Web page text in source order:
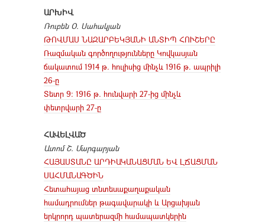
ԱՐԽԻՎ
Ռուբեն Օ. Սահակյան
ԹՈՎՄԱՍ ՆԱԶԱՐԲԵԿՅԱՆԻ ԱՆՏԻՊ ՀՈՒՇԵՐԸ
Ռազմական գործողությունները Կովկասյան
ճակատում 1914 թ. հուլիսից մինչև 1916 թ. ապրիլի
26-ը
Տետր 9։ 1916 թ. հունվարի 27-ից մինչև
փետրվարի 27-ը
ՀԱՎԵԼՎԱԾ
Ատոմ Շ. Մարգարյան
ՀԱՅԱՍՏԱՆԸ ԱՐԴԻԱԿԱՆԱՑՄԱՆ ԵՎ ԼՃԱՑՄԱՆ
ՍԱՀՄԱՆԱԳԾԻՆ
Հետահայաց տնտեսաքաղաքական
համադրումներ թագավարակի և Արցախյան
երկրորդ պատերազմի համապատկերին